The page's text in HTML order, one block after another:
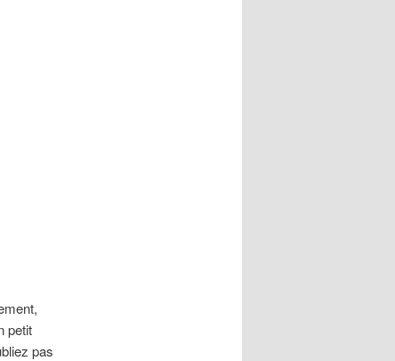
petit
pas